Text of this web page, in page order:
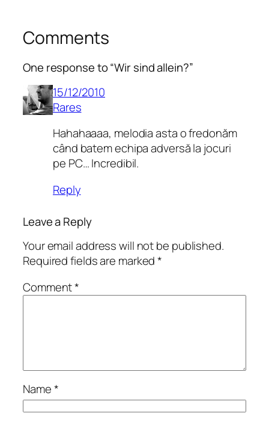
Comments
One response to “Wir sind allein?”
15/12/2010
Rares
Hahahaaaa, melodia asta o fredonăm
când batem echipa adversă la jocuri
pe PC… Incredibil.
Reply
Leave a Reply
Your email address will not be published.
Required fields are marked*
Comment*
Name*